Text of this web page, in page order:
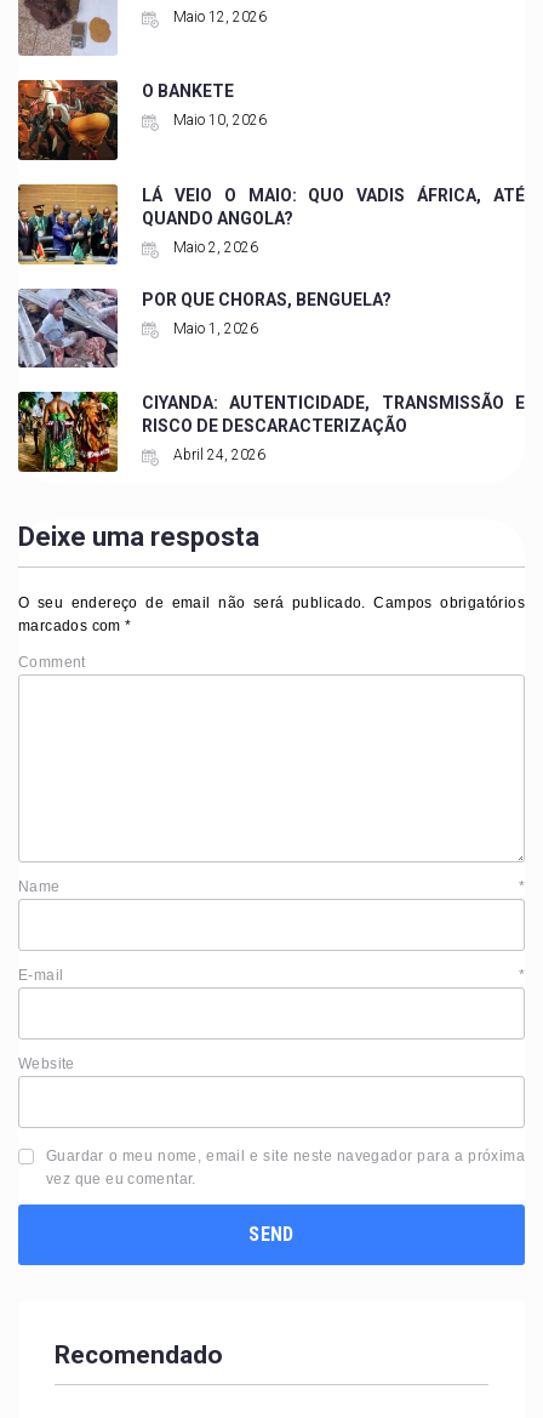
Maio 12, 2026
O BANKETE
Maio 10, 2026
LÁ VEIO O MAIO: QUO VADIS ÁFRICA, ATÉ
QUANDO ANGOLA?
Maio 2, 2026
POR QUE CHORAS, BENGUELA?
Maio 1, 2026
CIYANDA: AUTENTICIDADE, TRANSMISSÃO E
RISCO DE DESCARACTERIZAÇÃO
Abril 24, 2026
Deixe uma resposta
O seu endereço de email não será publicado.
Campos obrigatórios
marcados com*
Comment
Name *
E-mail *
Website
Guardar o meu nome, email e site neste navegador para a próxima
vez que eu comentar.
Recomendado